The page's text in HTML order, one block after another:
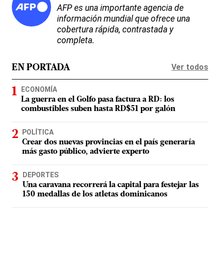
AFP es una importante agencia de
información mundial que ofrece una
cobertura rápida, contrastada y
completa.
EN PORTADA Ver todos
ECONOMÍA
La guerra en el Golfo pasa factura a RD: los
combustibles suben hasta RD$51 por galón
POLÍTICA
Crear dos nuevas provincias en el país generaría
más gasto público, advierte experto
DEPORTES
Una caravana recorrerá la capital para festejar las
150 medallas de los atletas dominicanos